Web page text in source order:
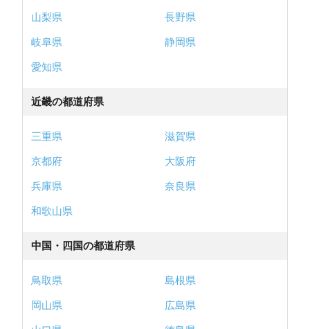
山梨県
長野県
岐阜県
静岡県
愛知県
近畿の都道府県
三重県
滋賀県
京都府
大阪府
兵庫県
奈良県
和歌山県
中国・四国の都道府県
鳥取県
島根県
岡山県
広島県